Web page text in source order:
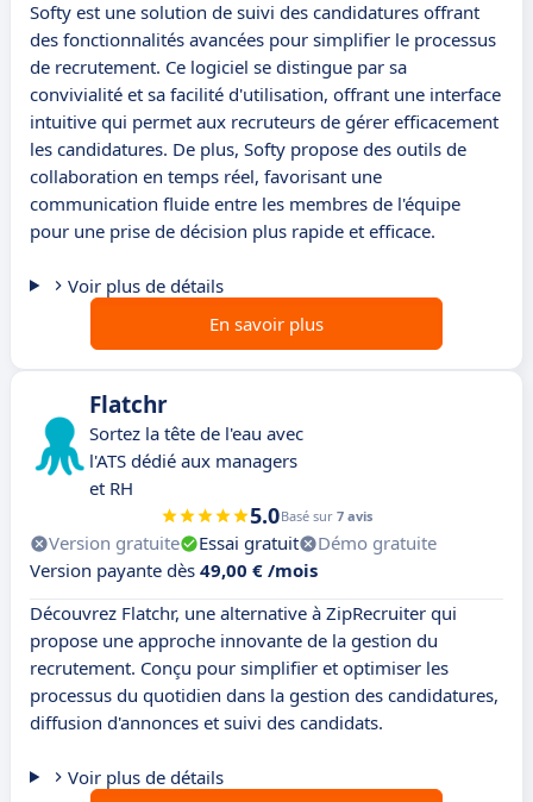
Softy est une solution de suivi des candidatures offrant
des fonctionnalités avancées pour simplifier le processus
de recrutement. Ce logiciel se distingue par sa
convivialité et sa facilité d'utilisation, offrant une interface
intuitive qui permet aux recruteurs de gérer efficacement
les candidatures. De plus, Softy propose des outils de
collaboration en temps réel, favorisant une
communication fluide entre les membres de l'équipe
pour une prise de décision plus rapide et efficace.
Voir plus de détails
En savoir plus
Flatchr
Sortez la tête de l'eau avec
l'ATS dédié aux managers
et RH
5.0Basé sur 7 avis
Version gratuite Essai gratuit
Démo gratuite
Version payante dès 49,00 € /mois
Découvrez Flatchr, une alternative à ZipRecruiter qui
propose une approche innovante de la gestion du
recrutement. Conçu pour simplifier et optimiser les
processus du quotidien dans la gestion des candidatures,
diffusion d'annonces et suivi des candidats.
Voir plus de détails